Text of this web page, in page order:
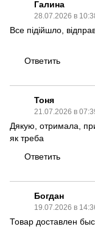
Галина
28.07.2026 в
Все підійшло,
Ответить
Тоня
21.07.2026 в
Дякую, отримала,
як треба
Ответить
Богдан
19.07.2026 в
Товар доставлен